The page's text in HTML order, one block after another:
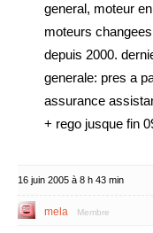
general, moteur
moteurs
depuis 2000.
generale: pres a
assurance
+ rego jusque fin
16 juin 2005 à 8 h 43 min
mela Membre